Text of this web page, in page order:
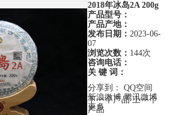
2018年冰岛2A 200g
产品型号：
产品产地：
发布日期： 2023-06-
07
浏览次数： 144次
咨询电话：
关 键 词：
分享到：
QQ空间
新浪微博 腾讯微博
更多
下一个产品上一个
产品